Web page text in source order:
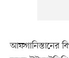
আফগানিস্তানের